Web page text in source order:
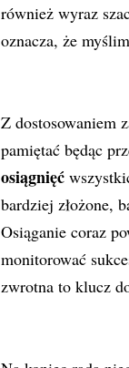
również wyraz
oznacza, że
Z dostosowaniem
pamiętać będąc
osiągnięć
bardziej złożone,
Osiąganie coraz
monitorować
zwrotna to klucz